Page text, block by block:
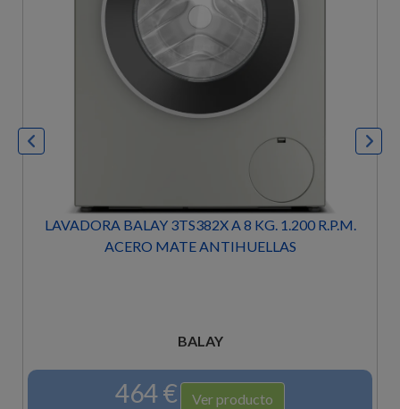
LAVADORA BALAY 3TS382X A 8 KG. 1.200 R.P.M.
ACERO MATE ANTIHUELLAS
BALAY
464 € Ver producto